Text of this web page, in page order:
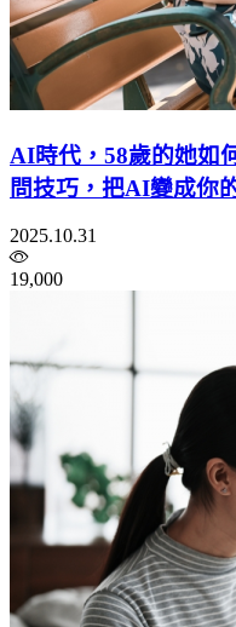
AI時代，58歲的她如
問技巧，把AI變成你
2025.10.31
19,000